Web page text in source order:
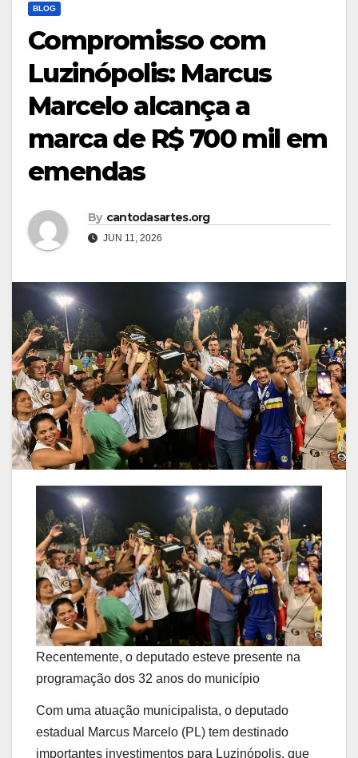
BLOG
Compromisso com
Luzinópolis: Marcus
Marcelo alcança a
marca de R$ 700 mil em
emendas
By cantodasartes.org
JUN 11, 2026
Recentemente, o deputado esteve presente na
programação dos 32 anos do município
Com uma atuação municipalista, o deputado
estadual Marcus Marcelo (PL) tem destinado
importantes investimentos para Luzinópolis, que